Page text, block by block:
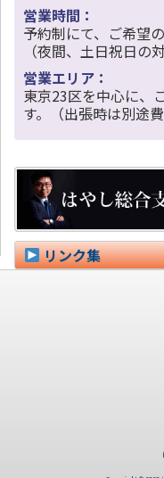
営業時間：
予約制にて、ご希望
（夜間、土日祝日の
営業エリア：
東京23区を中心に、
す。（出張時は別途費
リンク集